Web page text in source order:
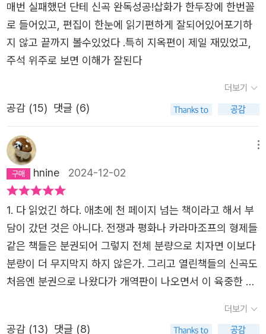
매번 실패했던 단테 신곡 완독성공!삽화가 한두장에 한번꼴
로 들어있고, 편집이 한눈에 읽기편하게 잘되어있어포기하
지 않고 끝까지 볼수있었다 .특히 지옥편이 제일 재밌었고,
주석 위주로 보면 이해가 잘된다
더보기
공감 (15) 댓글 (6)
hnine 2024-12-02
1. 다 읽었긴 하다. 애초에 천 페이지 넘는 책이라고 해서 부
담이 갔던 것은 아니다. 전쟁과 평화나 카라마조프의 형제들
같은 책들은 분권되어 그렇지 전체 분량으로 치자면 이보다
분량이 더 무지막지 하지 않은가. 그리고 열린책들의 신곡도
처음엔 분권으로 나왔다가 개역판이 나오면서 이 육중한 파
것은 그 내용이 어렵게 쓰여있어서 한 페이지 넘어가는데 오
더보기
공감 (13) 댓글 (8)